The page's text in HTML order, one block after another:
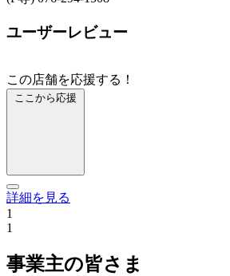
ユーザーレビュー
この店舗を応援する！
ここから応援
詳細を見る
1
1
事業主の皆さま